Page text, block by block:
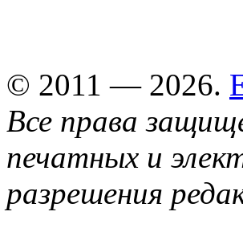
© 2011 — 2026.
Все права
печатных и
разрешения